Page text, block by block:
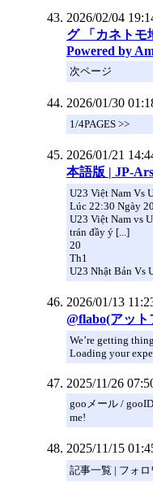
2026/02/04
グ 「カネトモ
Powered by
次ページ
2026/01/30
1/4PAGES >>
2026/01/21
本語版 | JP-
U23 Việt Nam Vs
Lúc 22:30 Ngày
U23 Việt Nam vs
trán đầy ý [...]
20
Th1
U23 Nhật Bản Vs
2026/01/13
@flabo(アット
We’re getting
Loading your
2025/11/26
gooメール /
me!
2025/11/15
記事一覧 | フォ